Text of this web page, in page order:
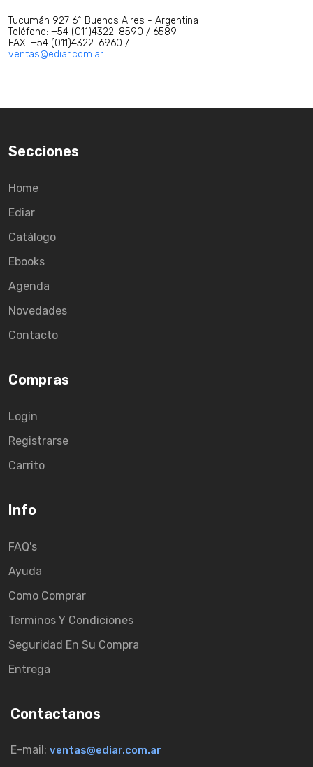
Tucumán 927 6ˆ Buenos Aires - Argentina
Teléfono: +54 (011)4322-8590 / 6589
FAX: +54 (011)4322-6960 /
ventas@ediar.com.ar
Secciones
Home
Ediar
Catálogo
Ebooks
Agenda
Novedades
Contacto
Compras
Login
Registrarse
Carrito
Info
FAQ's
Ayuda
Como Comprar
Terminos Y Condiciones
Seguridad En Su Compra
Entrega
Contactanos
E-mail: ventas@ediar.com.ar